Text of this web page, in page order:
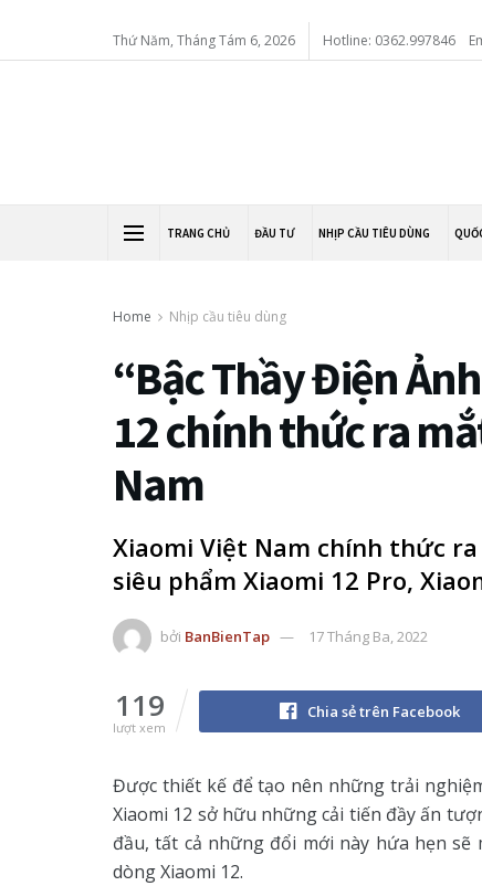
Thứ Năm, Tháng Tám 6, 2026 Hotline: 0362.997846
TRANG CHỦ ĐẦU TƯ NHỊP CẦU TIÊU DÙNG
Home Nhịp cầu tiêu dùng
“Bậc Thầy Điện
12 chính thức ra
Nam
Xiaomi Việt Nam chính thức
siêu phẩm Xiaomi 12 Pro,
bởi BanBienTap 17 Tháng Ba, 2022
119
lượt xem
Chia sẻ trên Facebook
Được thiết kế để tạo nên những trải
Xiaomi 12 sở hữu những cải tiến đầy ấn
đầu, tất cả những đổi mới này hứa hẹn
dòng Xiaomi 12.